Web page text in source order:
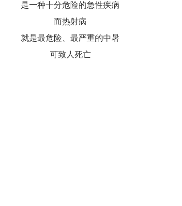
是一种十分危险的急性疾病
而热射病
就是最危险、最严重的中暑
可致人死亡